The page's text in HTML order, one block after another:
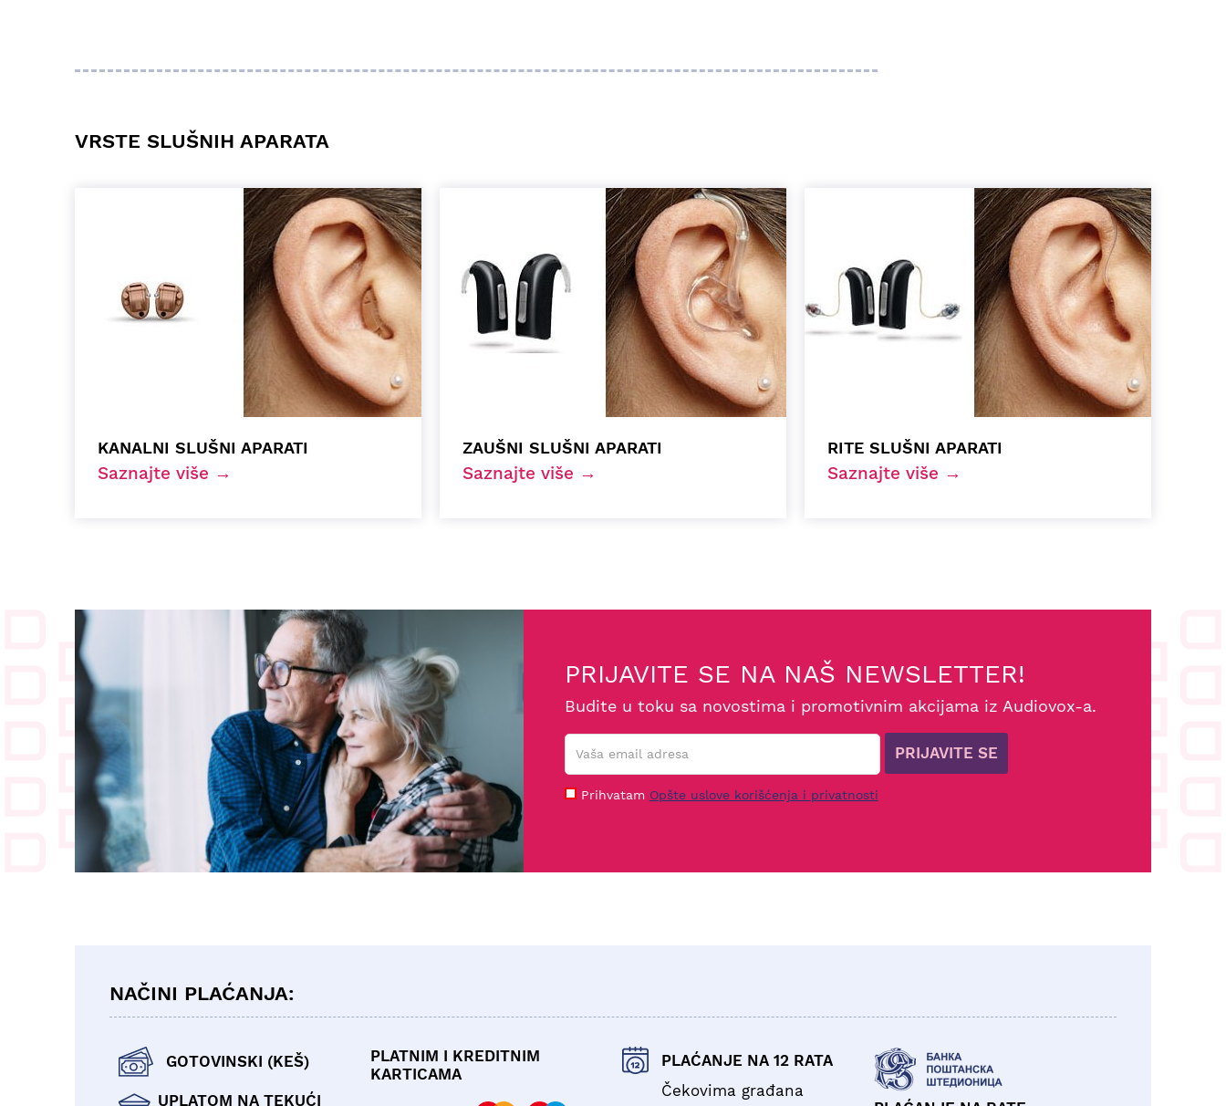
VRSTE SLUŠNIH APARATA
KANALNI SLUŠNI APARATI
Saznajte više →
ZAUŠNI SLUŠNI APARATI
Saznajte više →
RITE SLUŠNI APARATI
Saznajte više →
PRIJAVITE SE NA NAŠ NEWSLETTER!
Budite u toku sa novostima i promotivnim akcijama iz Audiovox-a.
PRIJAVITE SE
Prihvatam Opšte uslove korišćenja i privatnosti
NAČINI PLAĆANJA:
GOTOVINSKI (KEŠ)
UPLATOM NA TEKUĆI
PLATNIM I KREDITNIM
KARTICAMA
PLAĆANJE NA 12 RATA
Čekovima građana